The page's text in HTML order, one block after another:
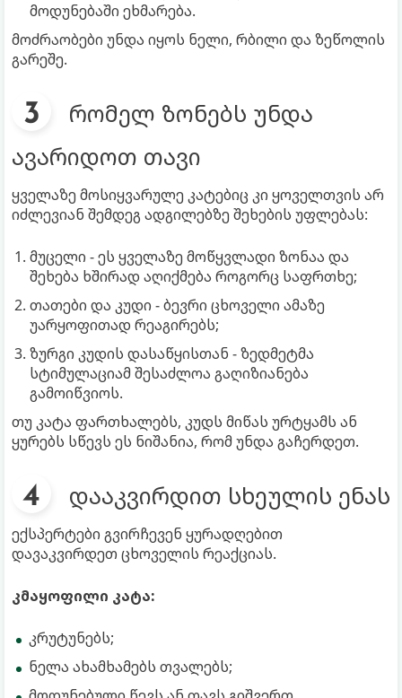
მოდუნებაში ეხმარება.
მოძრაობები უნდა იყოს ნელი, რბილი და ზეწოლის
გარეშე.
რომელ ზონებს უნდა
ავარიდოთ თავი
ყველაზე მოსიყვარულე კატებიც კი ყოველთვის არ
იძლევიან შემდეგ ადგილებზე შეხების უფლებას:
მუცელი - ეს ყველაზე მოწყვლადი ზონაა და
შეხება ხშირად აღიქმება როგორც საფრთხე;
თათები და კუდი - ბევრი ცხოველი ამაზე
უარყოფითად რეაგირებს;
ზურგი კუდის დასაწყისთან - ზედმეტმა
სტიმულაციამ შესაძლოა გაღიზიანება
გამოიწვიოს.
თუ კატა ფართხალებს, კუდს მიწას ურტყამს ან
ყურებს სწევს ეს ნიშანია, რომ უნდა გაჩერდეთ.
დააკვირდით სხეულის ენას
ექსპერტები გვირჩევენ ყურადღებით
დავაკვირდეთ ცხოველის რეაქციას.
კმაყოფილი კატა:
კრუტუნებს;
ნელა ახამხამებს თვალებს;